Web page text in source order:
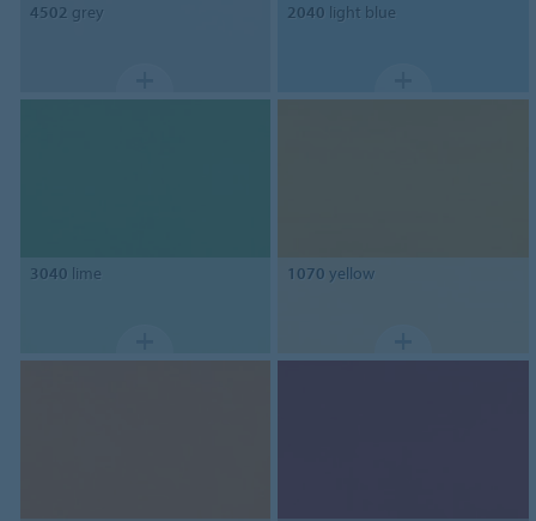
4502 grey 2040 light blue
3040 lime 1070 yellow